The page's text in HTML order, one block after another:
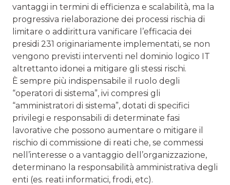
vantaggi in termini di efficienza e scalabilità, ma la
progressiva rielaborazione dei processi rischia di
limitare o addirittura vanificare l’efficacia dei
presidi 231 originariamente implementati, se non
vengono previsti interventi nel dominio logico IT
altrettanto idonei a mitigare gli stessi rischi.
È sempre più indispensabile il ruolo degli
“operatori di sistema”, ivi compresi gli
“amministratori di sistema”, dotati di specifici
privilegi e responsabili di determinate fasi
lavorative che possono aumentare o mitigare il
rischio di commissione di reati che, se commessi
nell’interesse o a vantaggio dell’organizzazione,
determinano la responsabilità amministrativa degli
enti (es. reati informatici, frodi, etc).